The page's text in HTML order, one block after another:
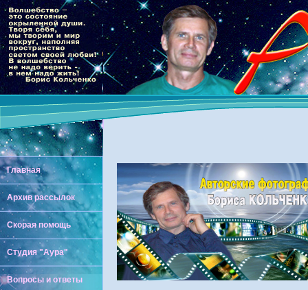
Главная
Архив рассылок
Скорая помощь
Студия "Аура"
Вопросы и ответы